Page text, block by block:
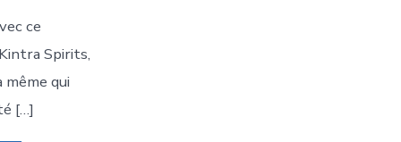
ce
Spirits,
qui
[…]